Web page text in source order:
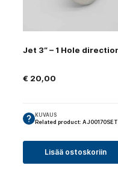
€ 20,00
KUVAUS
Related product: AJ00170SET
Lisää ostoskoriin